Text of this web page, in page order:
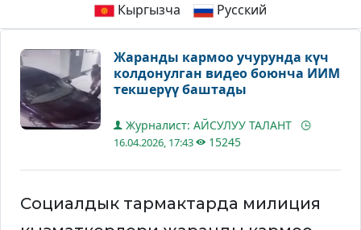
Кыргызча Русский
Жаранды кармоо учурунда күч
колдонулган видео боюнча ИИМ
текшерүү баштады
Журналист: АЙСУЛУУ ТАЛАНТ
16.04.2026, 17:43 15245
Социалдык тармактарда милиция